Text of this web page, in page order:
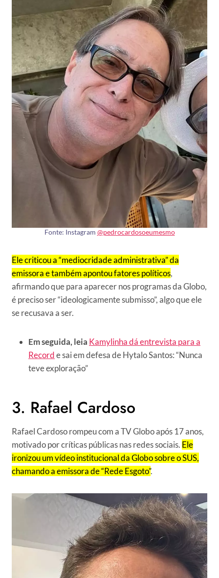
Fonte: Instagram @pedrocardosoeumesmo
Ele criticou a “mediocridade administrativa” da
emissora e também apontou fatores políticos,
afirmando que para aparecer nos programas da Globo,
é preciso ser “ideologicamente submisso”, algo que ele
se recusava a ser.
Em seguida, leia Kamylinha dá entrevista para a
Recorde sai em defesa de Hytalo Santos: “Nunca
teve exploração”
3. Rafael Cardoso
Rafael Cardoso rompeu com a TV Globo após 17 anos,
motivado por críticas públicas nas redes sociais. Ele
ironizou um vídeo institucional da Globo sobre o SUS,
chamando a emissora de “Rede Esgoto”.